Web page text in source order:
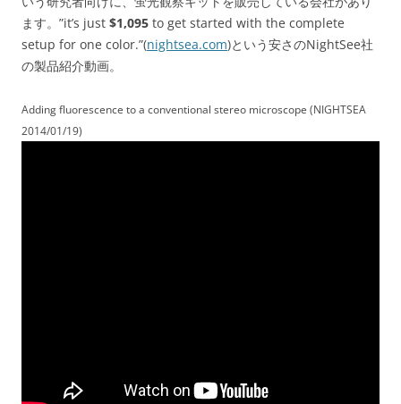
ます。”it’s just $1,095 to get started with the complete
setup for one color.”(nightsea.com)という安さのNightSee社
の製品紹介動画。
Adding fluorescence to a conventional stereo microscope (NIGHTSEA
2014/01/19)